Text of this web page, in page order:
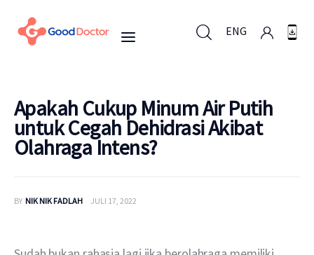
ENG
ENG
Untuk Bisnis
Apakah Cukup Minum Air Putih
untuk Cegah Dehidrasi Akibat
Olahraga Intens?
BY NIK NIK FADLAH JULI 17, 2022